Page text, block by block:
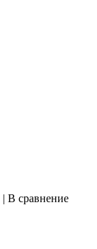
| В сравнение